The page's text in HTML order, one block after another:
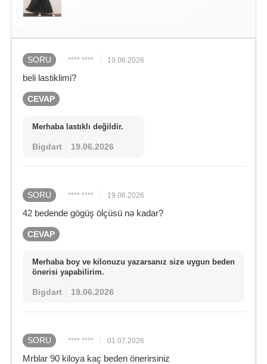
SORU **** **** 19.06.2026
beli lastiklimi?
CEVAP
Merhaba lastıklı değildir.
Bigdart 19.06.2026
SORU **** **** 19.06.2026
42 bedende gögüş ölçüsü nə kadar?
CEVAP
Merhaba boy ve kilonuzu yazarsanız size uygun beden
önerisi yapabilirim.
Bigdart 19.06.2026
SORU **** **** 01.07.2026
Mrblar 90 kiloya kaç beden önerirsiniz